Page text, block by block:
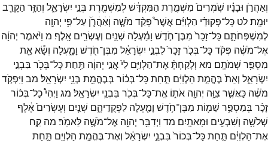
וְאַהֲרֹ֣ן וּבָנָ֗יו שֹֽׁמְרִים֙ מִשְׁמֶ֣רֶת הַמִּקְדָּ֔שׁלְמִשְׁמֶ֖רֶת בְּנֵ֣י יִשְׂרָאֵ֑ל וְהַזָּ֥ר הַקָּרֵ֖ב
יוּמָֽת׃לט כָּל־פְּקוּדֵ֨י הַלְוִיִּ֜ם אֲשֶׁר֩ פָּקַ֨ד מֹשֶׁ֧ה וְׄאַׄהֲׄרֹ֛ׄןׄ עַל־פִּ֥י יְהוָ֖ה
לְמִשְׁפְּחֹתָ֑ם כָּל־זָכָר֙ מִבֶּן־חֹ֣דֶשׁ וָמַ֔עְלָה שְׁנַ֥יִם וְעֶשְׂרִ֖ים אָֽלֶף׃ מ וַיֹּ֨אמֶר יְהוָ֜ה
אֶל־מֹשֶׁ֗ה פְּקֹ֨דכָּל־בְּכֹ֤רזָכָר֙לִבְנֵ֣י יִשְׂרָאֵ֔ל מִבֶּן־חֹ֖דֶשׁ וָמָ֑עְלָה וְשָׂ֕אאֵ֖ת
מִסְפַּ֥ר שְׁמֹתָֽם׃ מא וְלָקַחְתָּ֨אֶת־הַלְוִיִּ֥ם לִי֙אֲנִ֣י יְהוָ֔ה תַּ֥חַתכָּל־בְּכֹ֖ר בִּבְנֵ֣י
יִשְׂרָאֵ֑ל וְאֵת֙ בֶּהֱמַ֣ת הַלְוִיִּ֔ם תַּ֣חַתכָּל־בְּכ֔וֹר בְּבֶהֱמַ֖ת בְּנֵ֥י יִשְׂרָאֵֽל׃ מב וַיִּפְקֹ֣ד
מֹשֶׁ֔ה כַּאֲשֶׁ֛ר צִוָּ֥ה יְהוָ֖ה אֹת֑וֹ אֶֽת־כָּל־בְּכֹ֖ר בִּבְנֵ֥י יִשְׂרָאֵֽל׃ מג וַיְהִי֩כָל־בְּכ֨וֹר
זָכָ֜ר בְּמִסְפַּ֥ר שֵׁמ֛וֹת מִבֶּן־חֹ֥דֶשׁ וָמַ֖עְלָה לִפְקֻדֵיהֶ֑ם שְׁנַ֤יִם וְעֶשְׂרִים֙אֶ֔לֶף
שְׁלֹשָׁ֥ה וְשִׁבְעִ֖ים וּמָאתָֽיִם׃ מד וַיְדַבֵּ֥ר יְהוָ֖ה אֶל־מֹשֶׁ֥ה לֵּאמֹֽר׃ מה קַ֣ח
אֶת־הַלְוִיִּ֗ם תַּ֤חַתכָּל־בְּכוֹר֙ בִּבְנֵ֣י יִשְׂרָאֵ֔ל וְאֶת־בֶּהֱמַ֥ת הַלְוִיִּ֖ם תַּ֣חַת